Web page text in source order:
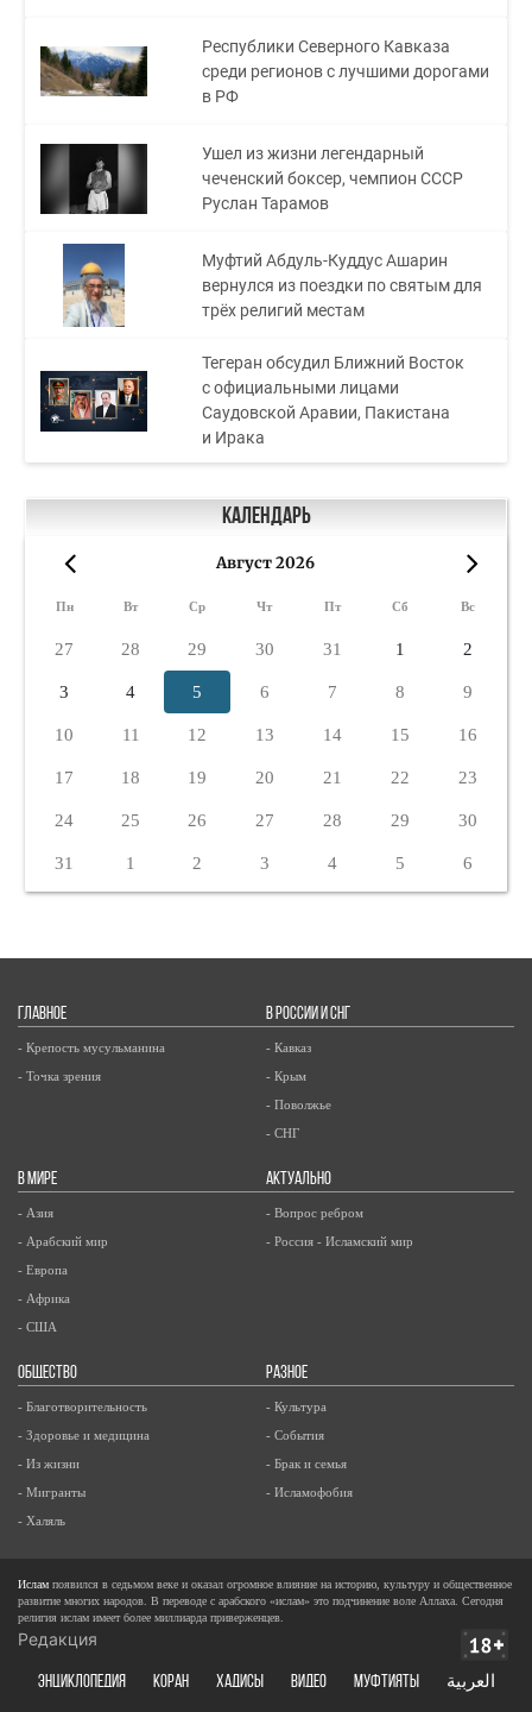
Республики Северного Кавказа
среди регионов с лучшими дорогами
в РФ
Ушел из жизни легендарный
чеченский боксер, чемпион СССР
Руслан Тарамов
Муфтий Абдуль-Куддус Ашарин
вернулся из поездки по святым для
трёх религий местам
Тегеран обсудил Ближний Восток
с официальными лицами
Саудовской Аравии, Пакистана
и Ирака
Календарь
Август 2026
Пн Вт Ср Чт Пт Сб Вс
27 28 29 30 31 1 2
3 4 5 6 7 8 9
10 11 12 13 14 15 16
17 18 19 20 21 22 23
24 25 26 27 28 29 30
31 1 2 3 4 5 6
ГЛАВНОЕ
- Крепость мусульманина
- Точка зрения
В РОССИИ И СНГ
- Кавказ
- Крым
- Поволжье
- СНГ
В МИРЕ
- Азия
- Арабский мир
- Европа
- Африка
- США
АКТУАЛЬНО
- Вопрос ребром
- Россия - Исламский мир
ОБЩЕСТВО
- Благотворительность
- Здоровье и медицина
- Из жизни
- Мигранты
- Халяль
РАЗНОЕ
- Культура
- События
- Брак и семья
- Исламофобия
Ислам появился в седьмом веке и оказал огромное влияние на историю, культуру и общественное
развитие многих народов. В переводе с арабского «ислам» это подчинение воле Аллаха. Сегодня
религия ислам имеет более миллиарда приверженцев.
Редакция
ЭНЦИКЛОПЕДИЯ КОРАН ХАДИСЫ ВИДЕО Муфтияты العربية